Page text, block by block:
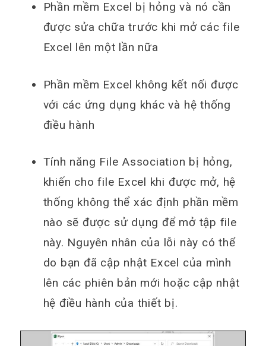
Phần mềm Excel bị hỏng và nó cần
được sửa chữa trước khi mở các file
Excel lên một lần nữa
Phần mềm Excel không kết nối được
với các ứng dụng khác và hệ thống
điều hành
Tính năng File Association bị hỏng,
khiến cho file Excel khi được mở, hệ
thống không thể xác định phần mềm
nào sẽ được sử dụng để mở tập file
này. Nguyên nhân của lỗi này có thể
do bạn đã cập nhật Excel của mình
lên các phiên bản mới hoặc cập nhật
hệ điều hành của thiết bị.